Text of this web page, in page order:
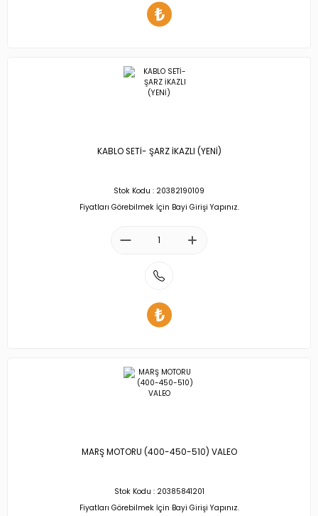
KABLO SETİ- ŞARZ İKAZLI (YENİ)
Stok Kodu : 20382190109
Fiyatları Görebilmek İçin Bayi Girişi Yapınız.
MARŞ MOTORU (400-450-510) VALEO
Stok Kodu : 20385841201
Fiyatları Görebilmek İçin Bayi Girişi Yapınız.